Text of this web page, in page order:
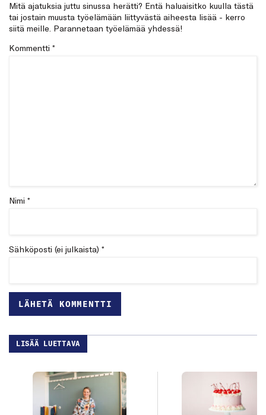
Mitä ajatuksia juttu sinussa herätti? Entä haluaisitko kuulla tästä
tai jostain muusta työelämään liittyvästä aiheesta lisää - kerro
siitä meille. Parannetaan työelämää yhdessä!
Kommentti *
Nimi *
Sähköposti (ei julkaista) *
LISÄÄ LUETTAVA